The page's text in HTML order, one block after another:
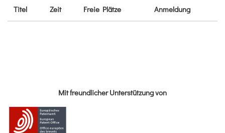
Titel Zeit Freie Plätze Anmeldung
Mit freundlicher Unterstützung von